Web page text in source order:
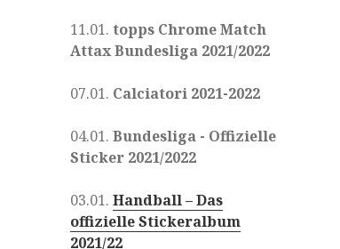
11.01.topps Chrome Match
Attax Bundesliga 2021/2022
07.01. Calciatori 2021-2022
04.01.Bundesliga - Offizielle
Sticker 2021/2022
03.01.Handball – Das
offizielle Stickeralbum
2021/22